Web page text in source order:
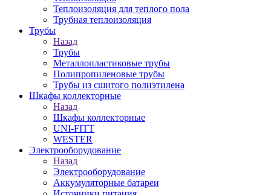
Теплоизоляция для теплого пола
Трубная теплоизоляция
Трубы
Назад
Трубы
Металлопластиковые трубы
Полипропиленовые трубы
Трубы из сшитого полиэтилена
Шкафы коллекторные
Назад
Шкафы коллекторные
UNI-FITT
WESTER
Электрооборудование
Назад
Электрооборудование
Аккумуляторные батареи